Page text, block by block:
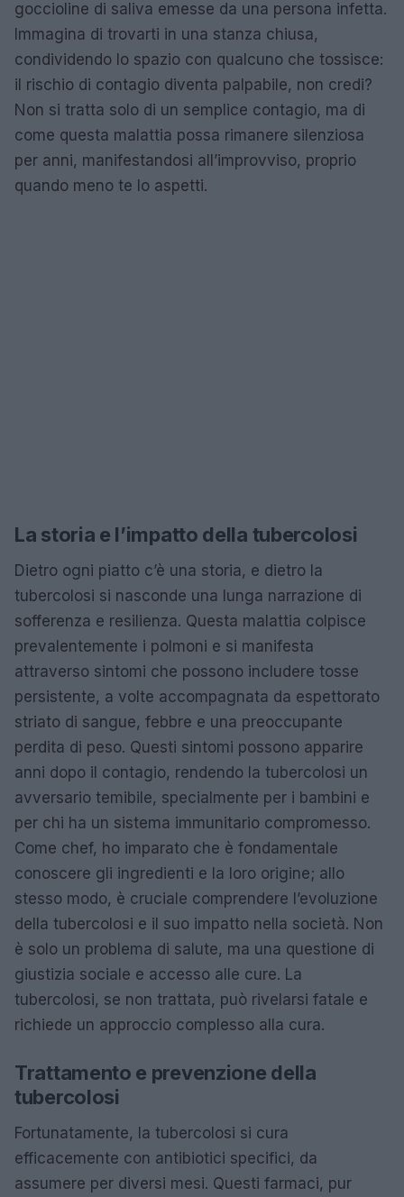
goccioline di saliva emesse da una persona infetta.
Immagina di trovarti in una stanza chiusa,
condividendo lo spazio con qualcuno che tossisce:
il rischio di contagio diventa palpabile, non credi?
Non si tratta solo di un semplice contagio, ma di
come questa malattia possa rimanere silenziosa
per anni, manifestandosi all’improvviso, proprio
quando meno te lo aspetti.
La storia e l’impatto della tubercolosi
Dietro ogni piatto c’è una storia, e dietro la
tubercolosi si nasconde una lunga narrazione di
sofferenza e resilienza. Questa malattia colpisce
prevalentemente i polmoni e si manifesta
attraverso sintomi che possono includere tosse
persistente, a volte accompagnata da espettorato
striato di sangue, febbre e una preoccupante
perdita di peso. Questi sintomi possono apparire
anni dopo il contagio, rendendo la tubercolosi un
avversario temibile, specialmente per i bambini e
per chi ha un sistema immunitario compromesso.
Come chef, ho imparato che è fondamentale
conoscere gli ingredienti e la loro origine; allo
stesso modo, è cruciale comprendere l’evoluzione
della tubercolosi e il suo impatto nella società. Non
è solo un problema di salute, ma una questione di
giustizia sociale e accesso alle cure. La
tubercolosi, se non trattata, può rivelarsi fatale e
richiede un approccio complesso alla cura.
Trattamento e prevenzione della
tubercolosi
Fortunatamente, la tubercolosi si cura
efficacemente con antibiotici specifici, da
assumere per diversi mesi. Questi farmaci, pur